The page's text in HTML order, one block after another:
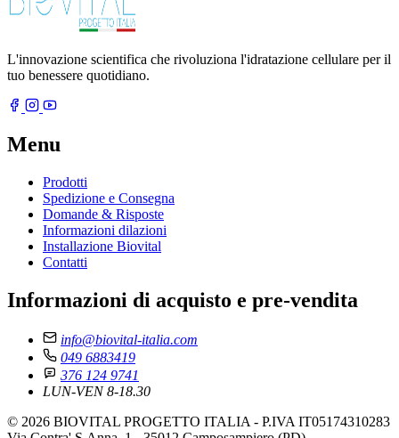
L'innovazione scientifica che rivoluziona l'idratazione cellulare per il
tuo benessere quotidiano.
Menu
Prodotti
Spedizione e Consegna
Domande & Risposte
Informazioni dilazioni
Installazione Biovital
Contatti
Informazioni di acquisto e pre-vendita
info@biovital-italia.com
049 6883419
376 124 9741
LUN-VEN 8-18.30
© 2026 BIOVITAL PROGETTO ITALIA - P.IVA IT05174310283